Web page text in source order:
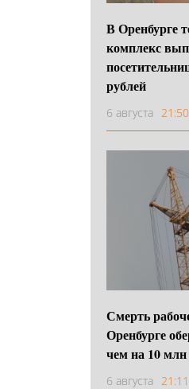
В Оренбурге
комплекс
рублей
6 августа 21:50
Смерть
Оренбурге
чем на 10
6 августа 21:11